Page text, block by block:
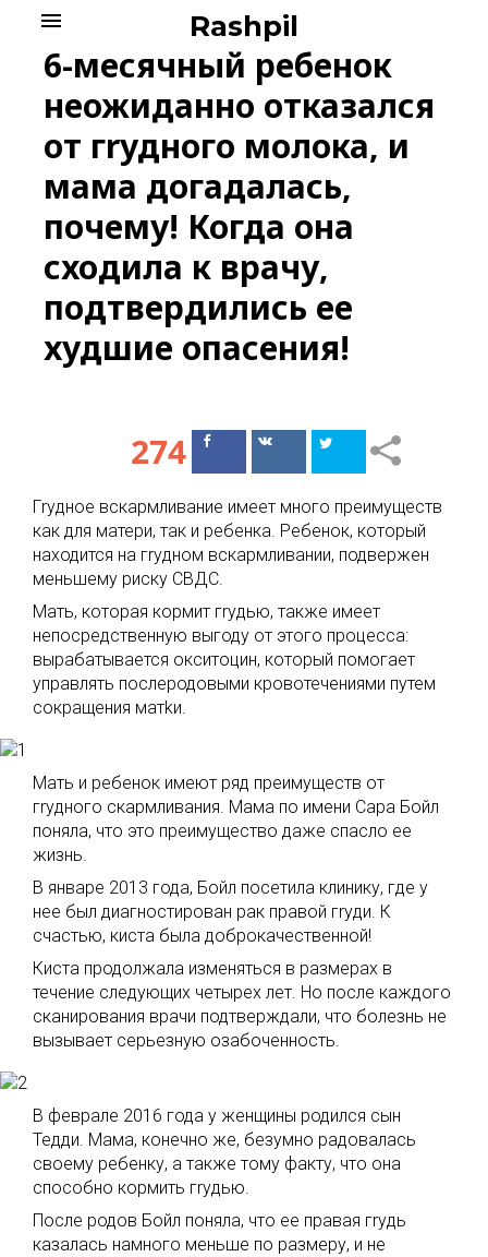
content
Rashpil
menu
6-месячный ребенок
неожиданно отказался
от гrудного молока, и
мама догадалась,
почему! Когда она
сходила к врачу,
подтвердились ее
худшие опасения!
274
ПоделитьсяПоделиться
Гrудное вскармливание имеет много преимуществ
как для матери, так и ребенка. Ребенок, который
находится на гrудном вскармливании, подвержен
меньшему риску СВДС.
Мать, которая кормит гrудью, также имеет
непосредственную выгоду от этого процесса:
вырабатывается окситоцин, который помогает
управлять послеродовыми кровотечениями путем
сокращения матkи.
Мать и ребенок имеют ряд преимуществ от
гrудного скармливания. Мама по имени Сара Бойл
поняла, что это преимущество даже спасло ее
жизнь.
В январе 2013 года, Бойл посетила клинику, где у
нее был диагностирован рак правой гrуди. К
счастью, киста была доброкачественной!
Киста продолжала изменяться в размерах в
течение следующих четырех лет. Но после каждого
сканирования врачи подтверждали, что болезнь не
вызывает серьезную озабоченность.
В феврале 2016 года у женщины родился сын
Тедди. Мама, конечно же, безумно радовалась
своему ребенку, а также тому факту, что она
способно кормить гrудью.
После родов Бойл поняла, что ее правая гrудь
казалась намного меньше по размеру, и не